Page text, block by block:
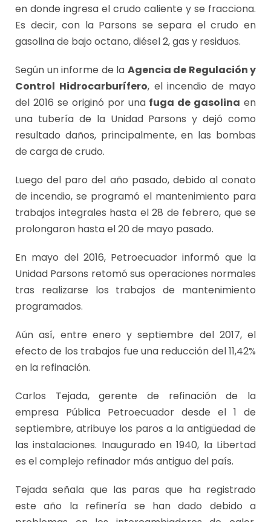
en donde ingresa el crudo caliente y se fracciona.
Es decir, con la Parsons se separa el crudo en
gasolina de bajo octano, diésel 2, gas y residuos.
Según un informe de la Agencia de Regulación y
Control Hidrocarburífero, el incendio de mayo
del 2016 se originó por una fuga de gasolina en
una tubería de la Unidad Parsons y dejó como
resultado daños, principalmente, en las bombas
de carga de crudo.
Luego del paro del año pasado, debido al conato
de incendio, se programó el mantenimiento para
trabajos integrales hasta el 28 de febrero, que se
prolongaron hasta el 20 de mayo pasado.
En mayo del 2016, Petroecuador informó que la
Unidad Parsons retomó sus operaciones normales
tras realizarse los trabajos de mantenimiento
programados.
Aún así, entre enero y septiembre del 2017, el
efecto de los trabajos fue una reducción del 11,42%
en la refinación.
Carlos Tejada, gerente de refinación de la
empresa Pública Petroecuador desde el 1 de
septiembre, atribuye los paros a la antigüedad de
las instalaciones. Inaugurado en 1940, la Libertad
es el complejo refinador más antiguo del país.
Tejada señala que las paras que ha registrado
este año la refinería se han dado debido a